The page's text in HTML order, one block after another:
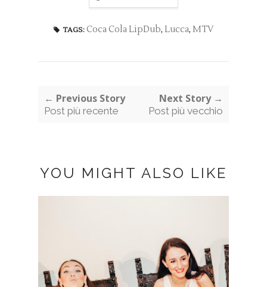
TAGS: Coca Cola LipDub, Lucca, MTV
← Previous Story
Post più recente
Next Story →
Post più vecchio
YOU MIGHT ALSO LIKE